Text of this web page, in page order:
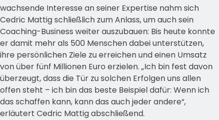
wachsende Interesse an seiner Expertise nahm sich
Cedric Mattig schließlich zum Anlass, um auch sein
Coaching-Business weiter auszubauen: Bis heute konnte
er damit mehr als 500 Menschen dabei unterstützen,
ihre persönlichen Ziele zu erreichen und einen Umsatz
von über fünf Millionen Euro erzielen. „Ich bin fest davon
überzeugt, dass die Tür zu solchen Erfolgen uns allen
offen steht – ich bin das beste Beispiel dafür: Wenn ich
das schaffen kann, kann das auch jeder andere“,
erläutert Cedric Mattig abschließend.